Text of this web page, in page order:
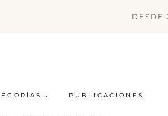
DESDE
PUBLICACIONES